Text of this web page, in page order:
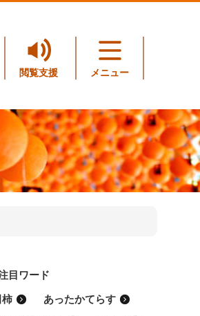
閲覧支援 メニュー
目ワード
柿
あったかてらす